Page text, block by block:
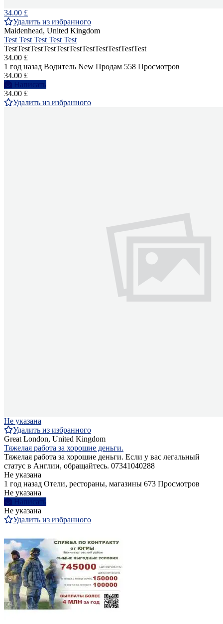
34.00 £
Удалить из избранного
Maidenhead, United Kingdom
Test Test Test Test Test
TestTestTestTestTestTestTestTestTestTestTest
34.00 £
1 год назад Водитель New Продам 558 Просмотров
34.00 £
Написать
34.00 £
Удалить из избранного
Не указана
Удалить из избранного
Great London, United Kingdom
Тяжелая работа за хорошие деньги.
Тяжелая работа за хорошие деньги. Если у вас легальный
статус в Англии, обращайтесь. 07341040288
Не указана
1 год назад Отели, рестораны, магазины 673 Просмотров
Не указана
Написать
Не указана
Удалить из избранного